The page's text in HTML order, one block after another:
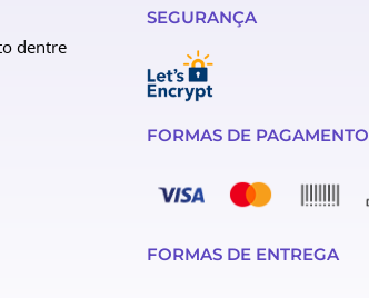
dentre
SEGURANÇA
FORMAS DE PAGAMENTO
FORMAS DE ENTREGA